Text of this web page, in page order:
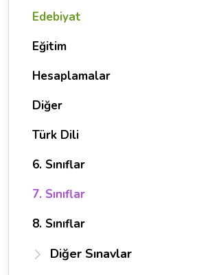
Edebiyat
Eğitim
Hesaplamalar
Diğer
Türk Dili
6. Sınıflar
7. Sınıflar
8. Sınıflar
Diğer Sınavlar